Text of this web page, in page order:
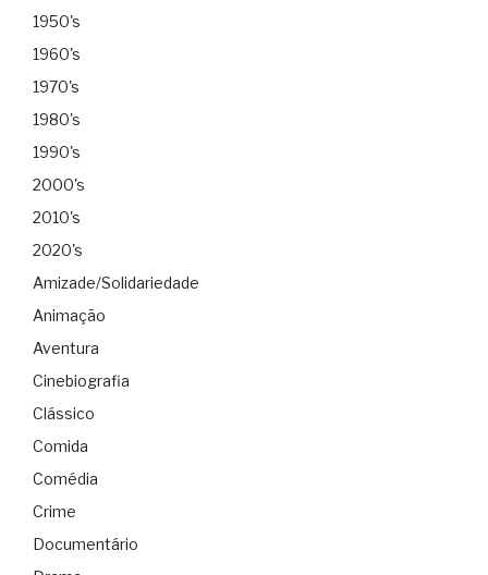
1950's
1960's
1970's
1980's
1990's
2000's
2010's
2020's
Amizade/Solidariedade
Animação
Aventura
Cinebiografia
Clássico
Comida
Comédia
Crime
Documentário